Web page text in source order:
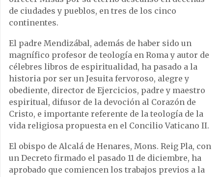
de ciudades y pueblos, en tres de los cinco
continentes.
El padre Mendizábal, además de haber sido un
magnífico profesor de teología en Roma y autor de
célebres libros de espiritualidad, ha pasado a la
historia por ser un Jesuita fervoroso, alegre y
obediente, director de Ejercicios, padre y maestro
espiritual, difusor de la devoción al Corazón de
Cristo, e importante referente de la teología de la
vida religiosa propuesta en el Concilio Vaticano II.
El obispo de Alcalá de Henares, Mons. Reig Pla, con
un Decreto firmado el pasado 11 de diciembre, ha
aprobado que comiencen los trabajos previos a la